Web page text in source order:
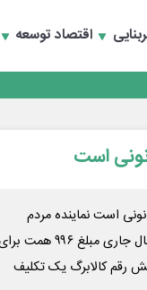
اقتصاد توسعه
انرژی‌های نو و
تکلیف قانونی است نماینده مردم
چناران و طرقبه در مجلس شورای اسلامی تاکید کرد: در قانون بودجه سال جاری مبلغ ۹۹۶
رقم کالابرگ یک تکلیف